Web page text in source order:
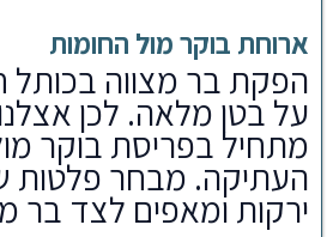
ארוחת בוקר מול החומות
הפקת בר מצווה בכותל
על בטן מלאה. לכן
מתחיל בפריסת בוקר
העתיקה. מבחר פלטות
ירקות ומאפים לצד בר